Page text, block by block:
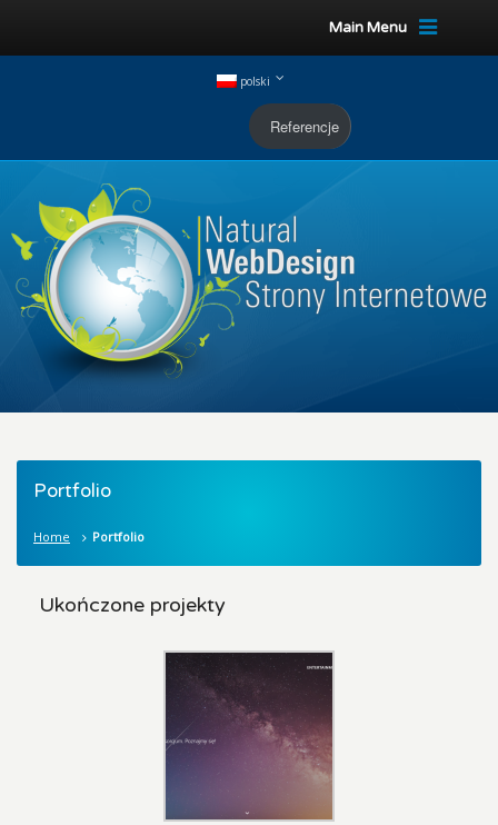
Main Menu
polski
Referencje
Portfolio
Home Portfolio
Ukończone projekty